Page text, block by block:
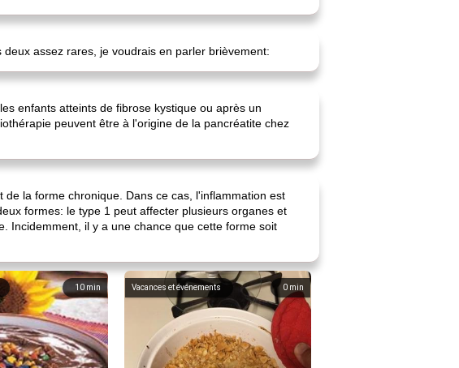
assez rares, je voudrais en parler brièvement:
enfants atteints de fibrose kystique ou après un
peuvent être à l'origine de la pancréatite chez
la forme chronique. Dans ce cas, l'inflammation est
formes: le type 1 peut affecter plusieurs organes et
Incidemment, il y a une chance que cette forme soit
10 min 0 min
Vacances et événements